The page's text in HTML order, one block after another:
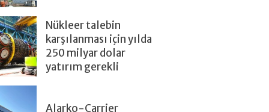
Nükleer talebin
karşılanması için yılda
250 milyar dolar
yatırım gerekli
Alarko-Carrier